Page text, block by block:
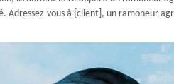
Adressez-vous à {client], un ramoneur